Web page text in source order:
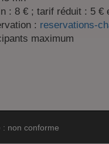
: 8 € ; tarif réduit : 5 €
: reservations-
maximum
: non conforme